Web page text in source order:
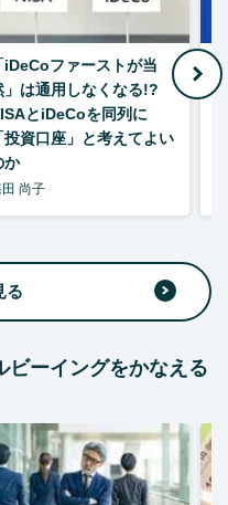
iDeCoファーストが当
」は通用しなくなる!?
とiDeCoを同列に
投資口座」と考えてよい
か
尚子
る
ビーイングをかなえる